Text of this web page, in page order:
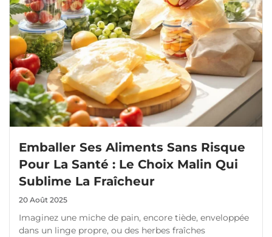
Emballer Ses Aliments Sans Risque
Pour La Santé : Le Choix Malin Qui
Sublime La Fraîcheur
20 Août 2025
Imaginez une miche de pain, encore tiède, enveloppée
dans un linge propre, ou des herbes fraîches